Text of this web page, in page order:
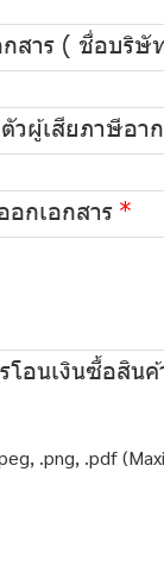
กสาร ( ชื่อบริ
วผู้เสียภาษีอา
กเอกสาร
อนเงินซื้อสินค้
.png, .pdf